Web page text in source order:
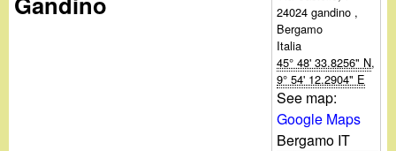
qui
24024 gandino ,
Bergamo
Italia
45° 48' 33.8256" N,
9° 54' 12.2904" E
See map:
Google Maps
Bergamo IT
For development purposes only